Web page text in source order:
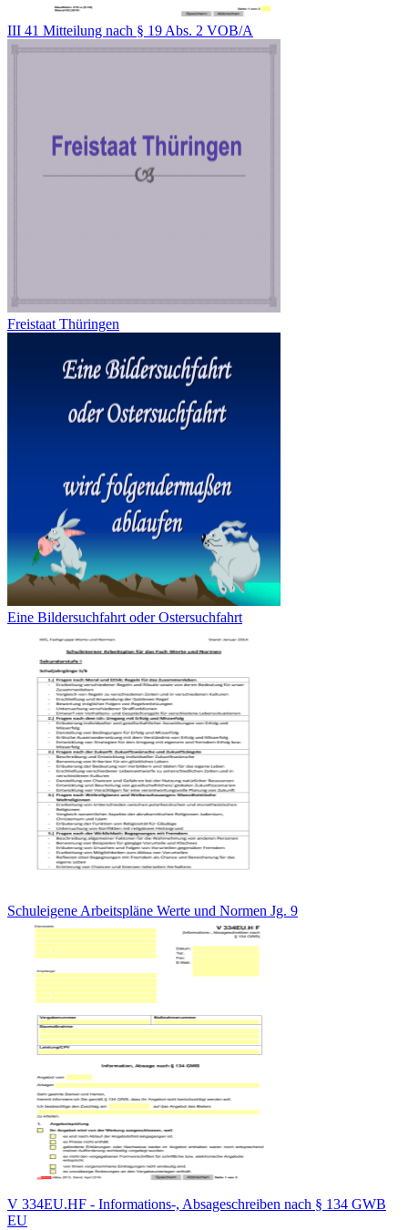
III 41 Mitteilung nach § 19 Abs. 2 VOB/A
Freistaat Thüringen
Eine Bildersuchfahrt oder Ostersuchfahrt
Schuleigene Arbeitspläne Werte und Normen Jg. 9
V 334EU.HF - Informations-, Absageschreiben nach § 134 GWB
EU